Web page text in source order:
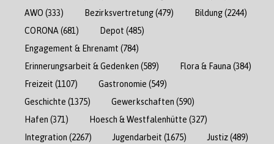
AWO (333) Bezirksvertretung(479) Bildung(2244)
CORONA (681) Depot (485)
Engagement & Ehrenamt (784)
Erinnerungsarbeit & Gedenken (589) Flora & Fauna (384)
Freizeit (1107) Gastronomie (549)
Geschichte (1375) Gewerkschaften (590)
Hafen (371) Hoesch & Westfalenhütte (327)
Integration (2267) Jugendarbeit (1675) Justiz(489)